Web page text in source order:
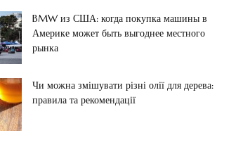
BMW из США: когда покупка машины в
Америке может быть выгоднее местного
рынка
Чи можна змішувати різні олії для дерева:
правила та рекомендації